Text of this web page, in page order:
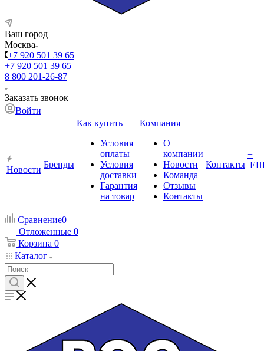
Ваш город
Москва
+7 920 501 39 65
+7 920 501 39 65
8 800 201-26-87
Заказать звонок
Войти
Новости
Бренды
Как купить
Условия
оплаты
Условия
доставки
Гарантия
на товар
Компания
О
компании
Новости
Команда
Отзывы
Контакты
Контакты
+
Сравнение0
Отложенные 0
Корзина 0
Каталог